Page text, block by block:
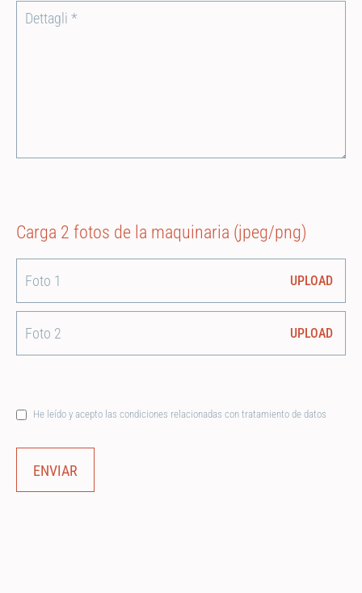
Carga 2 fotos de la maquinaria (jpeg/png)
Foto 1 UPLOAD
Foto 2 UPLOAD
He leído y acepto las condiciones relacionadas con tratamiento de datos
ENVIAR